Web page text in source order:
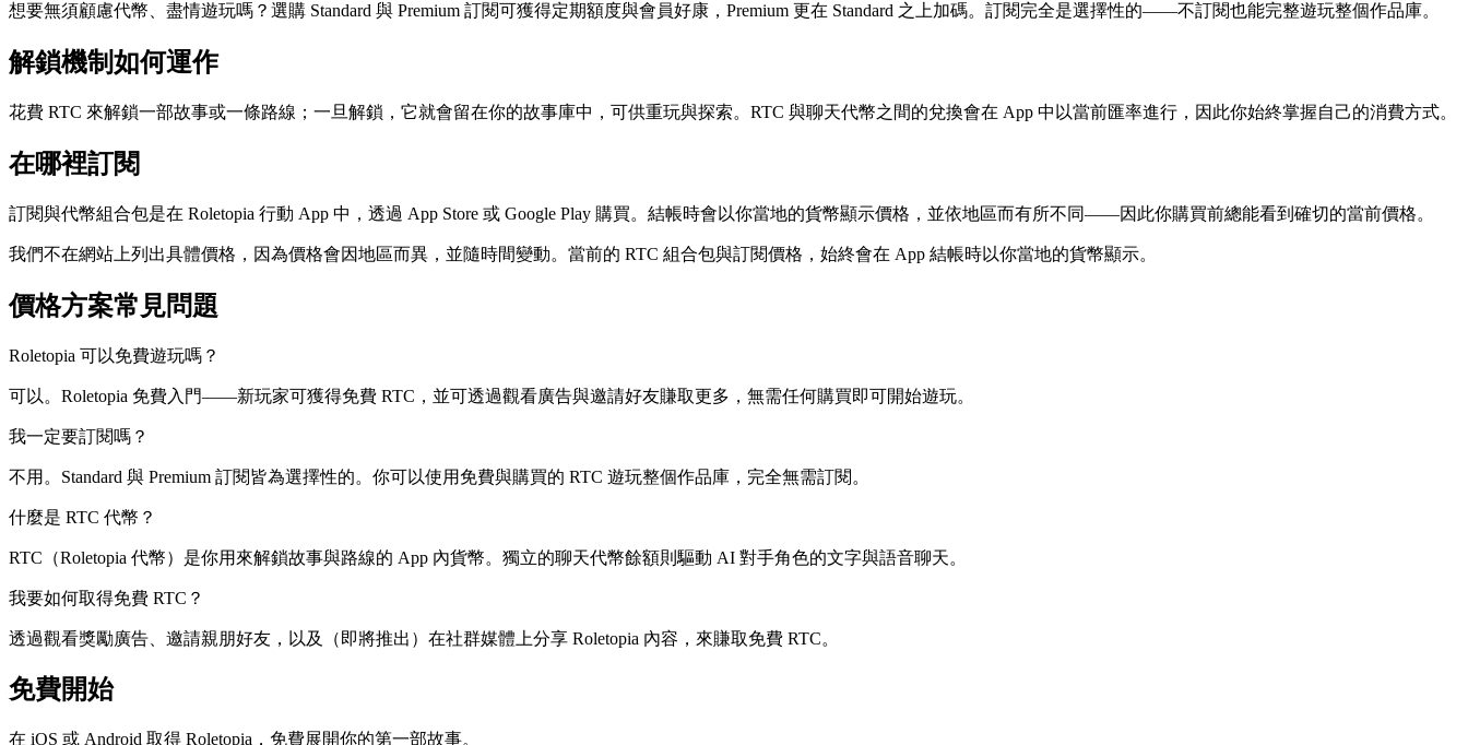
想要無須顧慮代幣、盡情遊玩嗎？選購 Standard 與 Premium 訂閱可獲得定期額度與會員好康，Premium 更在 Standard 之上加碼。訂閱完全是選擇性的——不訂閱也能完整遊玩整個作品庫。
解鎖機制如何運作
花費 RTC 來解鎖一部故事或一條路線；一旦解鎖，它就會留在你的故事庫中，可供重玩與探索。RTC 與聊天代幣之間的兌換會在 App 中以當前匯率進行，因此你始終掌握自己的消費方式。
在哪裡訂閱
訂閱與代幣組合包是在 Roletopia 行動 App 中，透過 App Store 或 Google Play 購買。結帳時會以你當地的貨幣顯示價格，並依地區而有所不同——因此你購買前總能看到確切的當前價格。
我們不在網站上列出具體價格，因為價格會因地區而異，並隨時間變動。當前的 RTC 組合包與訂閱價格，始終會在 App 結帳時以你當地的貨幣顯示。
價格方案常見問題
Roletopia 可以免費遊玩嗎？
可以。Roletopia 免費入門——新玩家可獲得免費 RTC，並可透過觀看廣告與邀請好友賺取更多，無需任何購買即可開始遊玩。
我一定要訂閱嗎？
不用。Standard 與 Premium 訂閱皆為選擇性的。你可以使用免費與購買的 RTC 遊玩整個作品庫，完全無需訂閱。
什麼是 RTC 代幣？
RTC（Roletopia 代幣）是你用來解鎖故事與路線的 App 內貨幣。獨立的聊天代幣餘額則驅動 AI 對手角色的文字與語音聊天。
我要如何取得免費 RTC？
透過觀看獎勵廣告、邀請親朋好友，以及（即將推出）在社群媒體上分享 Roletopia 內容，來賺取免費 RTC。
免費開始
在 iOS 或 Android 取得 Roletopia，免費展開你的第一部故事。